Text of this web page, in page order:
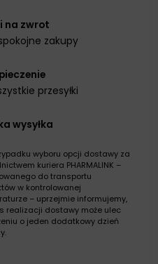
na zwrot
zakupy
przesyłki
wysyłka
wyboru opcji dostawy za
kuriera PHARMALINK –
do transportu
w kontrolowanej
– uprzejmie informujemy,
realizacji dostawy może ulec
o jeden dodatkowy dzień